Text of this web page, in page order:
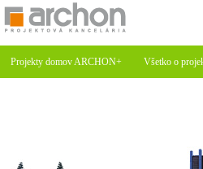
Projekty domov ARCHON+ Všetko o